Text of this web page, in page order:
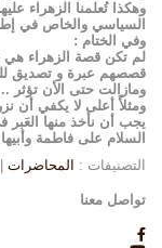
وهكذا تُعلمنا الزهراء
السياسي والخاص في
وفي الختام :
لم تكن قصة الزهراء هي
قصصهم عبرة و تصديق
ومازالت حتى الأن تؤثر
ومثلأَ أعلى لا يكفي أن
يجب أن نأخذ منها
السلام على فاطمة
التصنيفات : المحاضرات
تواصل معنا